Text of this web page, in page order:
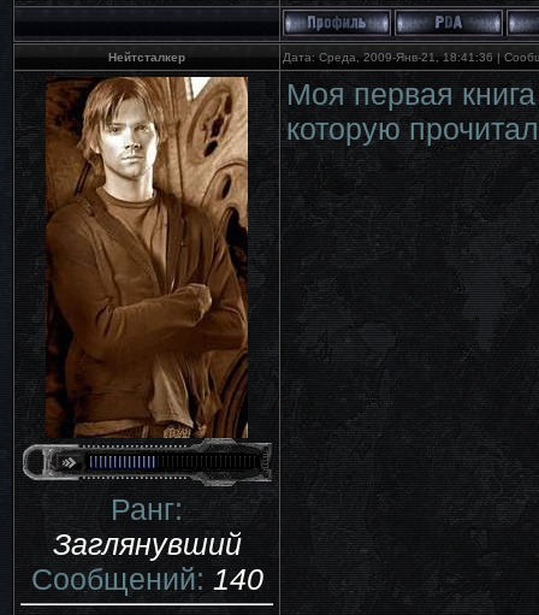
Нейтсталкер Дата: Среда, 2009-Янв-21, 18:41:36 |
Ранг:
Заглянувший
Сообщений:140
Моя первая
которую